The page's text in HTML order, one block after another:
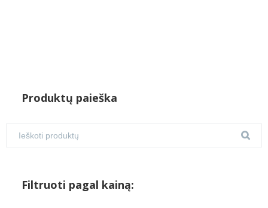
Produktų paieška
Filtruoti pagal kainą: